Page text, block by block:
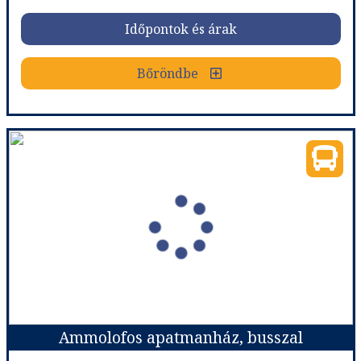
Időpontok és árak
Bőröndbe
Időpontok és árak
Bőröndbe
Voula Apartmanház, busszal
Görögország
Város:Sarti
Utazás módja:Busszal
Ellátás:Ellátás nélkül
Szálláskategória: Apartmanház
3-4 ágyas stúdió
Időpont: 2026-09-25 | 7 éj
Ammolofos apatmanház, busszal